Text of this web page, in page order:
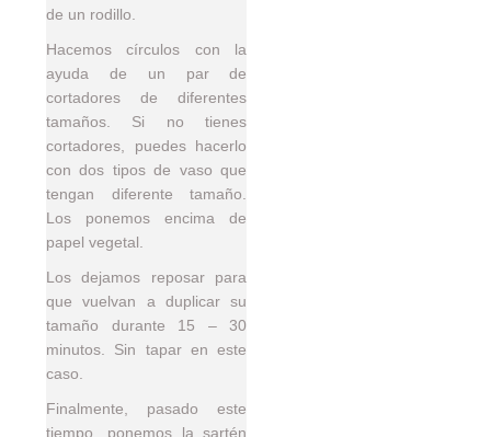
de un rodillo.
Hacemos círculos con la
ayuda de un par de
cortadores de diferentes
tamaños. Si no tienes
cortadores, puedes hacerlo
con dos tipos de vaso que
tengan diferente tamaño.
Los ponemos encima de
papel vegetal.
Los dejamos reposar para
que vuelvan a duplicar su
tamaño durante 15 – 30
minutos. Sin tapar en este
caso.
Finalmente, pasado este
tiempo, ponemos la sartén